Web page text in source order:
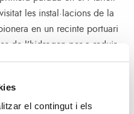
el contingut i els
les instal·lacions de la
en un recinte portuari
de l’hidrogen per a reduir
el funcionament de la
el pilot d’ús real de la